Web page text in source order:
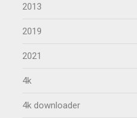
2013
2019
2021
4k
4k downloader